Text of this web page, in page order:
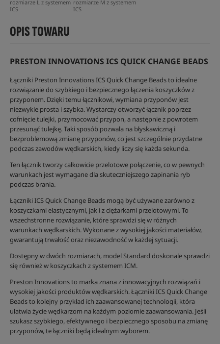
rozmiarze L z systemem
ICS
rozmiarze M z systemem
ICS
OPIS TOWARU
PRESTON INNOVATIONS ICS QUICK CHANGE BEADS
Łączniki Preston Innovations ICS Quick Change Beads to idealne
rozwiązanie do szybkiego i bezpiecznego łączenia koszyczków z
przyponem. Dzięki temu łącznikowi, wymiana przyponów jest
niezwykle prosta i szybka. Wystarczy otworzyć łącznik poprzez
cofnięcie tulejki, przymocować przypon, a następnie z powrotem
przesunąć tulejkę. Taki sposób pozwala na błyskawiczną i
bezproblemową zmianę przyponów, co jest szczególnie przydatne
podczas zawodów wędkarskich, kiedy liczy się każda sekunda.
Ten łącznik tworzy całkowicie przelotowe połączenie, co w pewnych
warunkach jest wymagane dla skuteczniejszego zapinania ryb
podczas brania.
Łączniki ICS Quick Change Beads mogą być używane zarówno z
koszyczkami elastycznymi, jak i z ciężarkami przelotowymi. To
wszechstronne rozwiązanie, które sprawdzi się w różnych
warunkach wędkarskich. Wykonane z wysokiej jakości materiałów,
gwarantują trwałość oraz niezawodność w każdej sytuacji.
Dostępny w dwóch rozmiarach, model Standard doskonale sprawdzi
się również w koszyczkach z systemem ICM.
Preston Innovations to marka znana z innowacyjnych rozwiązań i
wysokiej jakości produktów wędkarskich. Łączniki ICS Quick Change
Beads to kolejny przykład ich zaawansowanej technologii, która
ułatwia życie wędkarzom na każdym poziomie zaawansowania. Jeśli
szukasz szybkiego, efektywnego i bezpiecznego sposobu na zmianę
przyponów, te łączniki będą idealnym wyborem.